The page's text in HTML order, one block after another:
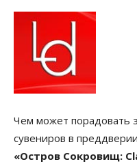
Чем может порадовать
сувениров в
«Остров Сокровищ: